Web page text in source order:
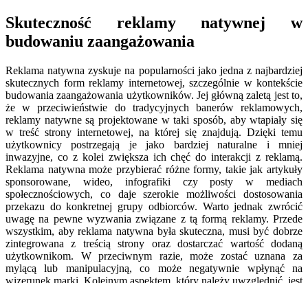
Skuteczność reklamy natywnej w
budowaniu zaangażowania
Reklama natywna zyskuje na popularności jako jedna z najbardziej
skutecznych form reklamy internetowej, szczególnie w kontekście
budowania zaangażowania użytkowników. Jej główną zaletą jest to,
że w przeciwieństwie do tradycyjnych banerów reklamowych,
reklamy natywne są projektowane w taki sposób, aby wtapiały się
w treść strony internetowej, na której się znajdują. Dzięki temu
użytkownicy postrzegają je jako bardziej naturalne i mniej
inwazyjne, co z kolei zwiększa ich chęć do interakcji z reklamą.
Reklama natywna może przybierać różne formy, takie jak artykuły
sponsorowane, wideo, infografiki czy posty w mediach
społecznościowych, co daje szerokie możliwości dostosowania
przekazu do konkretnej grupy odbiorców. Warto jednak zwrócić
uwagę na pewne wyzwania związane z tą formą reklamy. Przede
wszystkim, aby reklama natywna była skuteczna, musi być dobrze
zintegrowana z treścią strony oraz dostarczać wartość dodaną
użytkownikom. W przeciwnym razie, może zostać uznana za
mylącą lub manipulacyjną, co może negatywnie wpłynąć na
wizerunek marki. Kolejnym aspektem, który należy uwzględnić, jest